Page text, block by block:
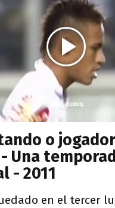
o
Una
- 2011
en el tercer